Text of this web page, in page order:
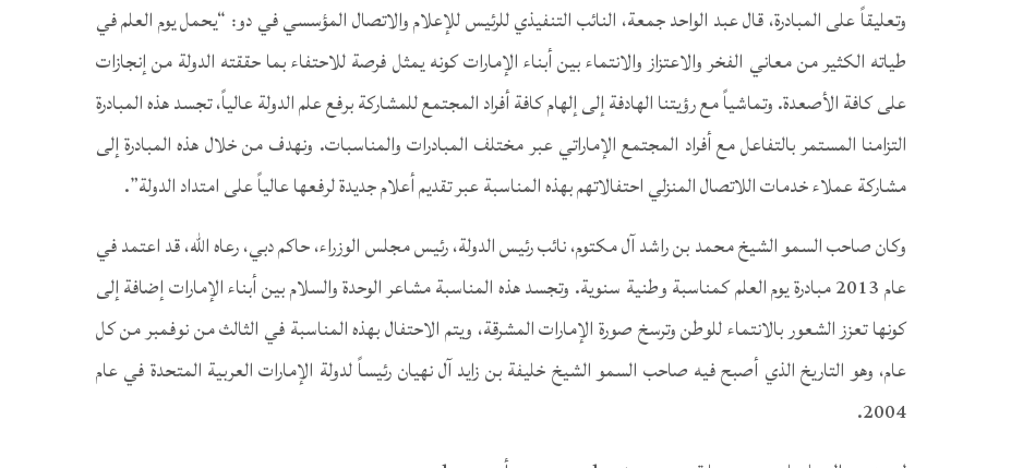
وتعليقاً على المبادرة، قال عبد الواحد جمعة، النائب التنفيذي للرئيس للإعلام والاتصال المؤسسي في دو: “يحمل يوم العلم في
طياته الكثير من معاني الفخر والاعتزاز والانتماء بين أبناء الإمارات كونه يمثل فرصة للاحتفاء بما حققته الدولة من إنجازات
على كافة الأصعدة. وتماشياً مع رؤيتنا الهادفة إلى إلهام كافة أفراد المجتمع للمشاركة برفع علم الدولة عالياً، تجسد هذه المبادرة
التزامنا المستمر بالتفاعل مع أفراد المجتمع الإماراتي عبر مختلف المبادرات والمناسبات. ونهدف من خلال هذه المبادرة إلى
مشاركة عملاء خدمات اللاتصال المنزلي احتفالاتهم بهذه المناسبة عبر تقديم أعلام جديدة لرفعها عالياً على امتداد الدولة”.
وكان صاحب السمو الشيخ محمد بن راشد آل مكتوم، نائب رئيس الدولة، رئيس مجلس الوزراء، حاكم دبي، رعاه الله، قد اعتمد في
عام 2013 مبادرة يوم العلم كمناسبة وطنية سنوية. وتجسد هذه المناسبة مشاعر الوحدة والسلام بين أبناء الإمارات إضافة إلى
كونها تعزز الشعور بالانتماء للوطن وترسخ صورة الإمارات المشرقة، ويتم الاحتفال بهذه المناسبة في الثالث من نوفمبر من كل
عام، وهو التاريخ الذي أصبح فيه صاحب السمو الشيخ خليفة بن زايد آل نهيان رئيساً لدولة الإمارات العربية المتحدة في عام
2004.